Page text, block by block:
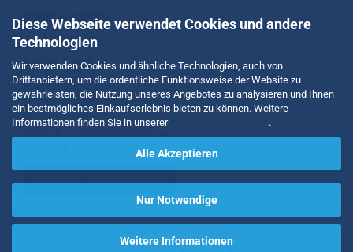
Diese Webseite verwendet Cookies und andere
Technologien
Wir verwenden Cookies und ähnliche Technologien, auch von
Drittanbietern, um die ordentliche Funktionsweise der Website zu
gewährleisten, die Nutzung unseres Angebotes zu analysieren und Ihnen
ein bestmögliches Einkaufserlebnis bieten zu können. Weitere
Informationen finden Sie in unserer
.
Alle Akzeptieren
Nur Notwendige
Weitere Informationen
KUNDENSERVICE
Tel:02734 284950
RECHT & AGB
Impressum
Datenschutzerklärung
Widerrufsrecht
©2025 -Schlossberg Werbung GmbH